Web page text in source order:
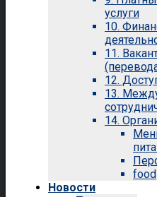
услуги
10.
11.
12.
13.
14.
food
Новости